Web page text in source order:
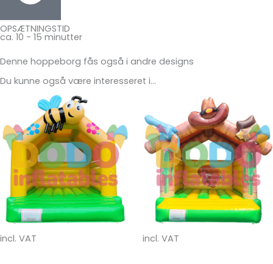
OPSÆTNINGSTID
ca. 10 - 15 minutter
Denne hoppeborg fås også i andre designs
Du kunne også være interesseret i…
incl. VAT incl. VAT